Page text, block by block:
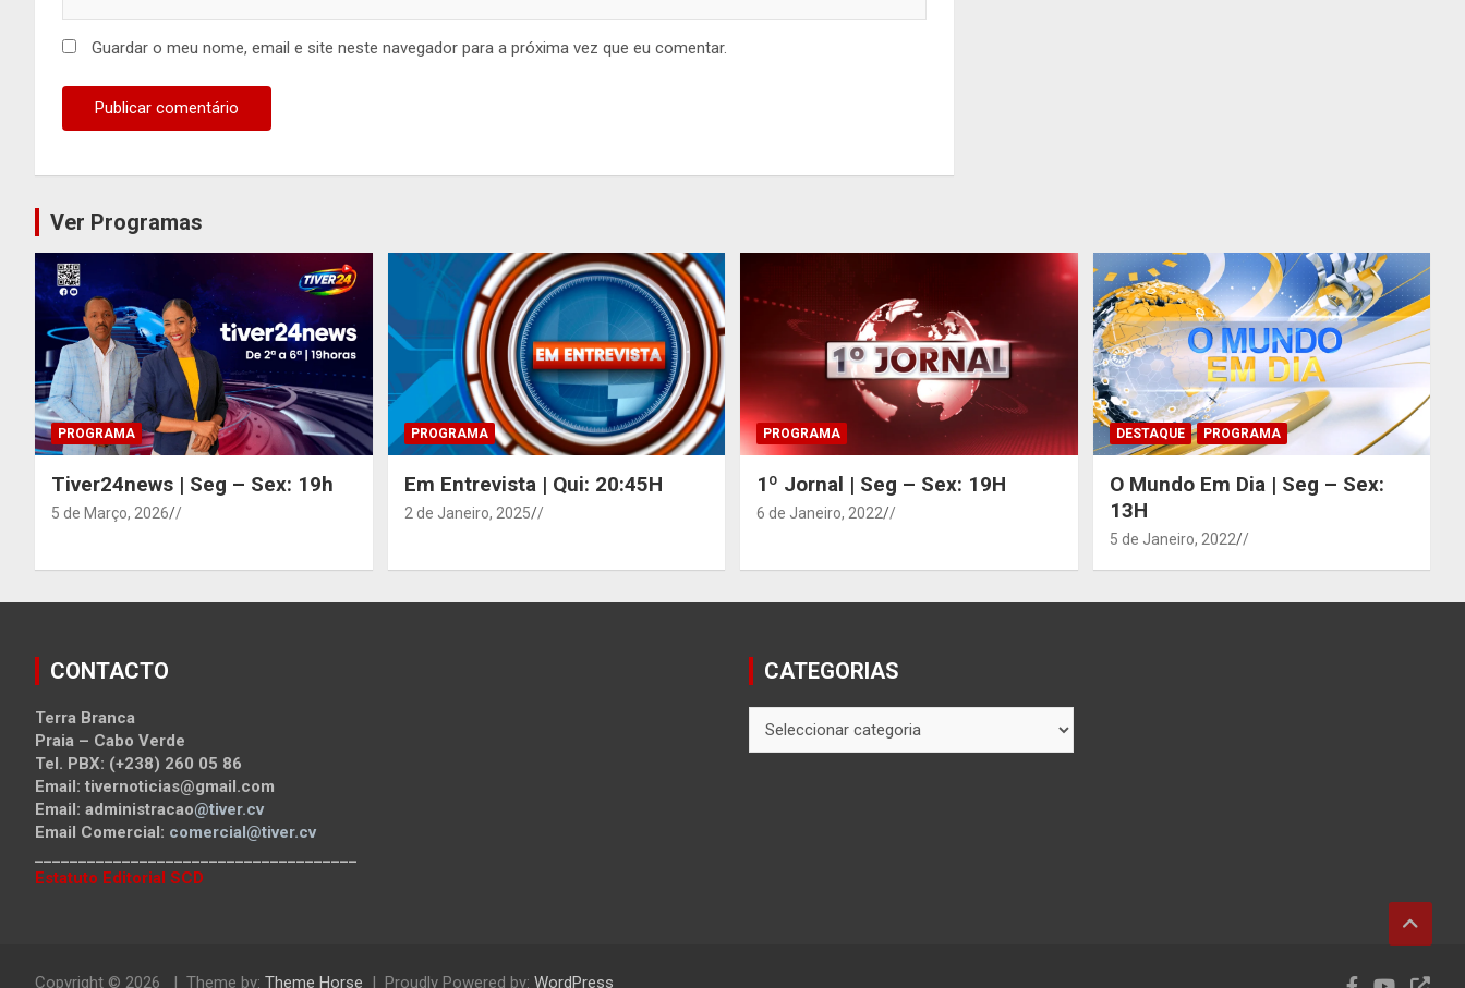
Guardar o meu nome, email e site neste navegador para a próxima vez que eu comentar.
Ver Programas
PROGRAMA
Tiver24news | Seg – Sex: 19h
5 de Março, 2026 /
PROGRAMA
Em Entrevista | Qui: 20:45H
2 de Janeiro, 2025 /
PROGRAMA
1º Jornal | Seg – Sex: 19H
6 de Janeiro, 2022 /
DESTAQUE PROGRAMA
O Mundo Em Dia | Seg – Sex:
13H
5 de Janeiro, 2022 /
CONTACTO
Terra Branca
Praia – Cabo Verde
Tel. PBX: (+238) 260 05 86
Email: tivernoticias@gmail.com
Email: administracao@tiver.cv
Email Comercial: comercial@tiver.cv
Estatuto Editorial SCD
CATEGORIAS
Copyright © 2026 Theme by: Theme Horse Proudly Powered by: WordPress